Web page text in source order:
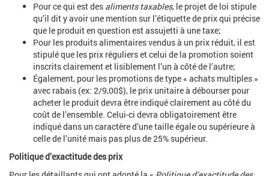
Pour ce qui est des aliments taxables, le projet de loi stipule
qu’il dit y avoir une mention sur l’étiquette de prix qui précise
que le produit en question est assujetti à une taxe;
Pour les produits alimentaires vendus à un prix réduit, il est
stipulé que les prix réguliers et celui de la promotion soient
inscrits clairement et lisiblement l’un à côté de l’autre;
Également, pour les promotions de type « achats multiples »
avec rabais (ex: 2/9,00$), le prix unitaire à débourser pour
acheter le produit devra être indiqué clairement au côté du
coût de l’ensemble. Celui-ci devra obligatoirement être
indiqué dans un caractère d’une taille égale ou supérieure à
celle de l’unité mais pas plus de 25% supérieur.
Politique d’exactitude des prix